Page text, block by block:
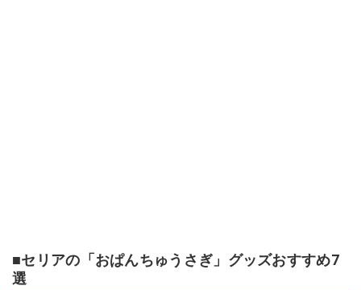
■セリアの「おぱんちゅうさぎ」グッズおすすめ7
選